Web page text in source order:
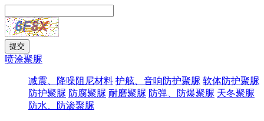
喷涂聚脲
减震、降噪阻尼材料 护舷、音响防护聚脲 软体防护聚脲
防护聚脲 防腐聚脲 耐磨聚脲 防弹、防爆聚脲 天冬聚脲
防水、防渗聚脲